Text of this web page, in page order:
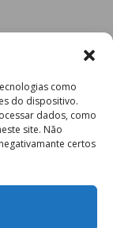
como
do dispositivo.
dados, como
site. Não
certos